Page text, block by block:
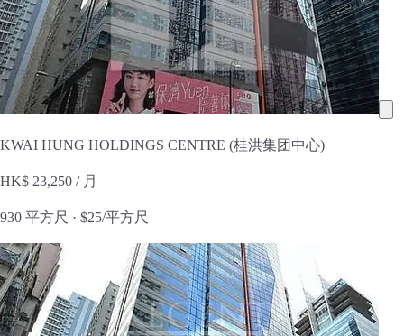
KWAI HUNG HOLDINGS CENTRE (桂洪集团中心)
HK$ 23,250 / 月
930 平方尺 · $25/平方尺